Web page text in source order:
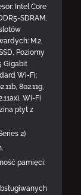
Intel Core
SDRAM,
M.2,
Poziomy
Gigabit
Wi-Fi:
802.11g,
Wi-Fi
płyt z
2)
pamięci: